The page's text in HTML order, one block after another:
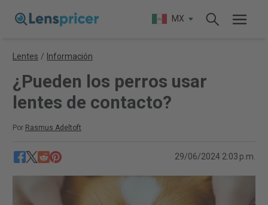
MX
Lentes / Información
¿Pueden los perros usar
lentes de contacto?
Por Rasmus Adeltoft
29/06/2024 2:03 p.m.